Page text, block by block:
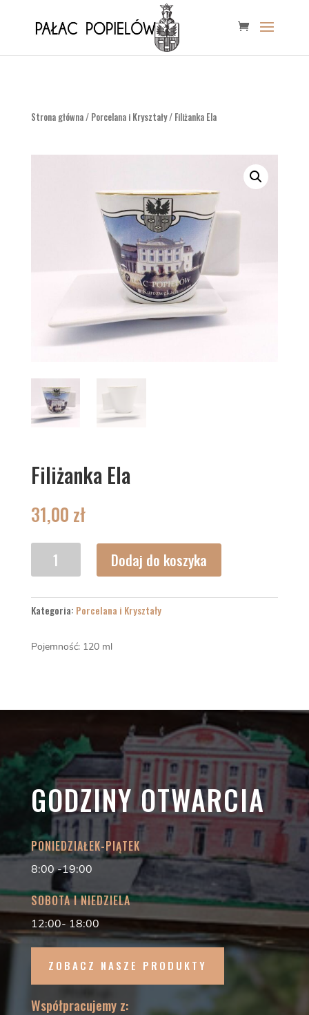
Strona główna/ Porcelana i Kryształy/ Filiżanka Ela
Filiżanka Ela
31,00 zł
Filiżanka
Dodaj do koszyka
Kategoria: Porcelana i Kryształy
Pojemność: 120 ml
GODZINY OTWARCIA
PONIEDZIAŁEK-PIĄTEK
8:00 -19:00
SOBOTA I NIEDZIELA
12:00- 18:00
ZOBACZ NASZE PRODUKTY
Współpracujemy z: